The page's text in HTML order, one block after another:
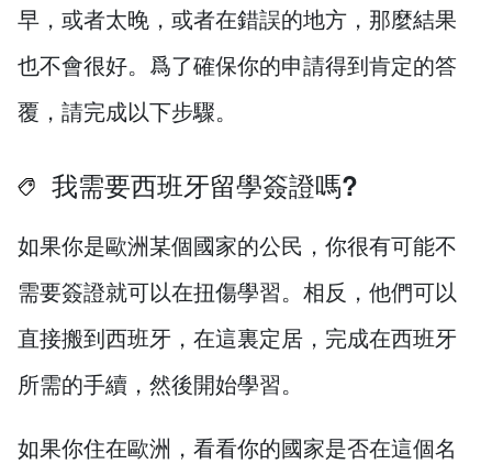
早，或者太晚，或者在錯誤的地方，那麼結果
也不會很好。爲了確保你的申請得到肯定的答
覆，請完成以下步驟。
我需要西班牙留學簽證嗎?
如果你是歐洲某個國家的公民，你很有可能不
需要簽證就可以在扭傷學習。相反，他們可以
直接搬到西班牙，在這裏定居，完成在西班牙
所需的手續，然後開始學習。
如果你住在歐洲，看看你的國家是否在這個名